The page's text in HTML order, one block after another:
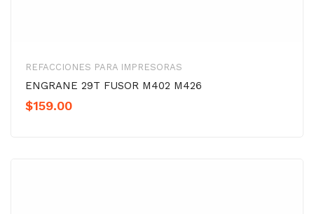
REFACCIONES PARA IMPRESORAS
ENGRANE 29T FUSOR M402 M426
$159.00